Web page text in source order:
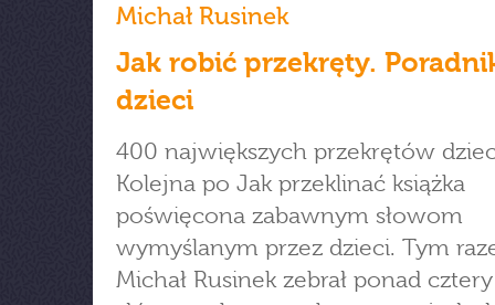
Michał Rusinek
Jak robić przekręty.
dzieci
400 największych przekrętów
Kolejna po Jak przeklinać książka
poświęcona zabawnym słowom
wymyślanym przez dzieci. Tym
Michał Rusinek zebrał ponad